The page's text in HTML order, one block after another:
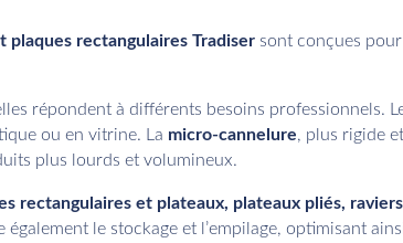
plaques rectangulaires Tradiser sont conçues
répondent à différents besoins professionnels.
ou en vitrine. La micro-cannelure, plus rigide
plus lourds et volumineux.
rectangulaires et plateaux, plateaux pliés, raviers
le stockage et l’empilage, optimisant